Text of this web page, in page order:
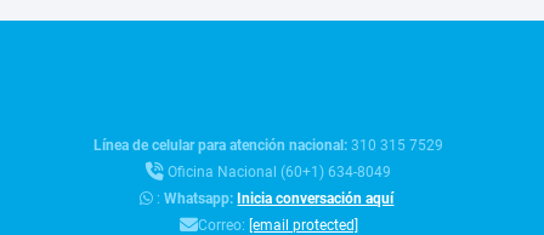
Línea de celular para atención nacional:310 315 7529
Oficina Nacional (60+1) 634-8049
:Whatsapp:Inicia conversación aquí
Correo: [email protected]